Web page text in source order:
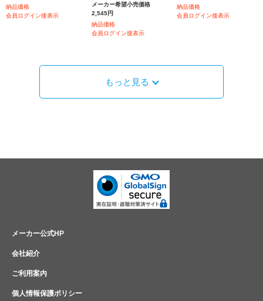
納品価格
会員ログイン後表示
メーカー希望小売価格
2,545円
納品価格
会員ログイン後表示
納品価格
会員ログイン後表示
もっと見る
メーカー公式HP
会社紹介
ご利用案内
個人情報保護ポリシー